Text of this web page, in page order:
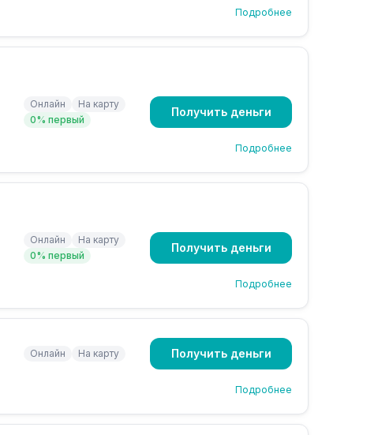
Подробнее
Онлайн
На карту
0% первый
Получить деньги
Подробнее
Онлайн
На карту
0% первый
Получить деньги
Подробнее
Онлайн На карту Получить деньги
Подробнее